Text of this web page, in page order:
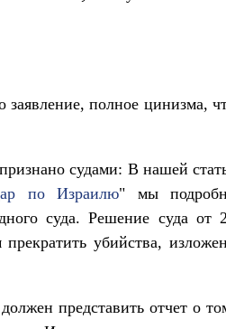
заявление, полное цинизма,
судами: В нашей
по Израилю" мы
суда. Решение суда от
убийства,
представить отчет о